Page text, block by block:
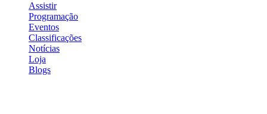
Assistir
Programação
Eventos
Classificações
Notícias
Loja
Blogs